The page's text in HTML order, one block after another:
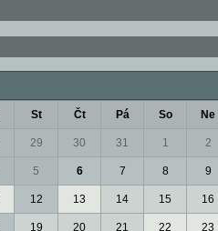
St Čt Pá So Ne
29 30 31 1 2
5 6 7 8 9
12 13 14 15 16
19 20 21 22 23